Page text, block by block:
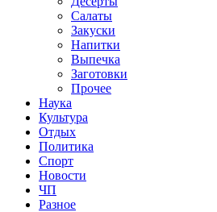
Салаты
Закуски
Напитки
Выпечка
Заготовки
Прочее
Наука
Культура
Отдых
Политика
Спорт
Новости
ЧП
Разное